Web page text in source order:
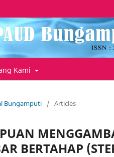
Kami
Bungamputi / Articles
BERTAHAP